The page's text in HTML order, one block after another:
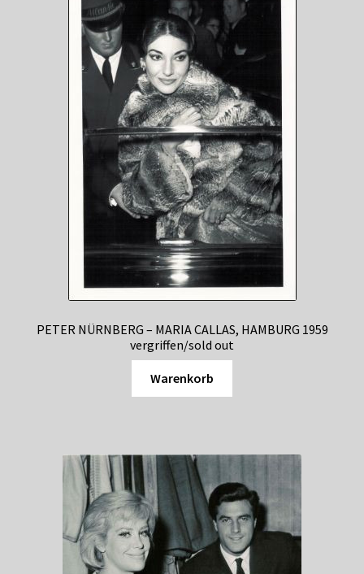
PETER NÜRNBERG – MARIA CALLAS, HAMBURG 1959
vergriffen/sold out
Warenkorb